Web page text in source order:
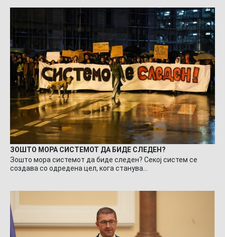
ЗОШТО МОРА СИСТЕМОТ ДА БИДЕ СЛЕДЕН?
Зошто мора системот да биде следен? Секој систем се
создава со одредена цел, кога станува…